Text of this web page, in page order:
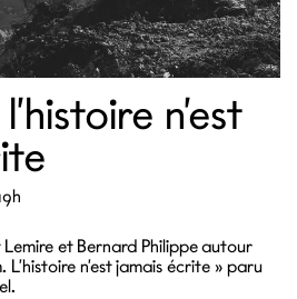
n’est
Lemire et Bernard Philippe autour
L’histoire n’est jamais écrite » paru